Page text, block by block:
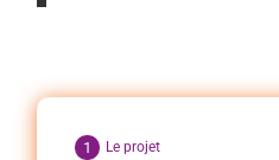
Le projet